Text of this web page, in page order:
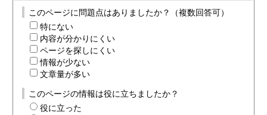
このページに問題点はありましたか？（複数回答可）
特にない
内容が分かりにくい
ページを探しにくい
情報が少ない
文章量が多い
このページの情報は役に立ちましたか？
役に立った